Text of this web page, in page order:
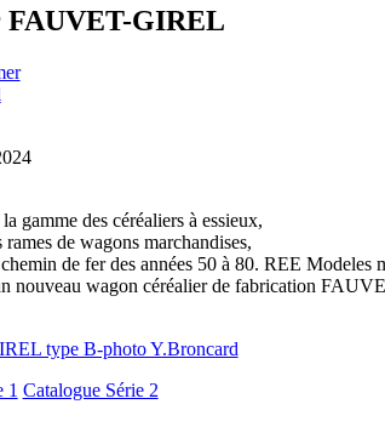
FAUVET-GIREL
gamme des céréaliers à essieux,
de wagons marchandises,
de fer des années 50 à 80. REE Modeles
nouveau wagon céréalier de fabrication
1 Catalogue Série 2